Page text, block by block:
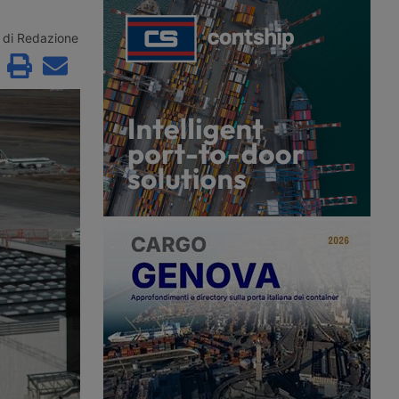
Nord e frenato dal
verso i
su digitalizzazione
e intermodalità
causare tagli occupazionali in Mle,
che serve la movimentazione a terra. I
sindacati minacciano la mobilitazione,
sino allo sciopero.
di Redazione